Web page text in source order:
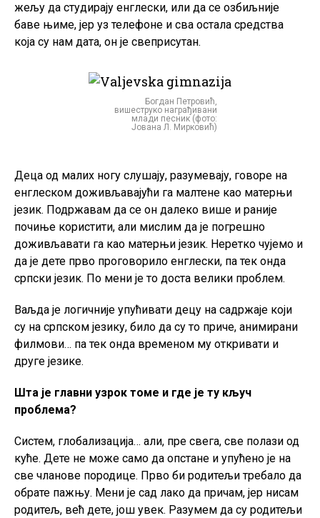
жељу да студирају енглески, или да се озбиљније
баве њиме, јер уз телефоне и сва остала средства
која су нам дата, он је свеприсутан.
Богдан Петровић,
вишеструко награђивани
млади песник (фото:
Јована Л. Мирковић)
Деца од малих ногу слушају, разумевају, говоре на
енглеском доживљавајући га малтене као матерњи
језик. Подржавам да се он далеко више и раније
почиње користити, али мислим да је погрешно
доживљавати га као матерњи језик. Неретко чујемо и
да је дете прво проговорило енглески, па тек онда
српски језик. По мени је то доста велики проблем.
Ваљда је логичније упућивати децу на садржаје који
су на српском језику, било да су то приче, анимирани
филмови… па тек онда временом му откривати и
друге језике.
Шта је главни узрок томе и где је ту кључ
проблема?
Систем, глобализација… али, пре свега, све полази од
куће. Дете не може само да опстане и упућено је на
све чланове породице. Прво би родитељи требало да
обрате пажњу. Мени је сад лако да причам, јер нисам
родитељ, већ дете, још увек. Разумем да су родитељи